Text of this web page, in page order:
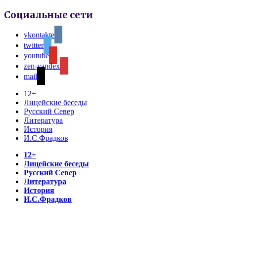
Социальные сети
vkontakte
twitter
youtube
zen-yandex
mail
12+
Лицейские беседы
Русский Север
Литература
История
И.С.Фрадков
12+
Лицейские беседы
Русский Север
Литература
История
И.С.Фрадков